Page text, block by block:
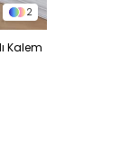
2
Kalem